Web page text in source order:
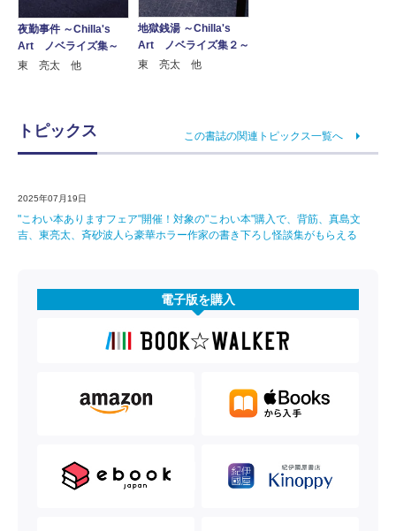
夜勤事件 ～Chilla's
Art ノベライズ集～
東 亮太 他
地獄銭湯 ～Chilla's
Art ノベライズ集２～
東 亮太 他
トピックス この書誌の関連トピックス一覧へ
2025年07月19日
"こわい本ありますフェア"開催！対象の"こわい本"購入で、背筋、真島文
吉、東亮太、斉砂波人ら豪華ホラー作家の書き下ろし怪談集がもらえる
電子版を購入